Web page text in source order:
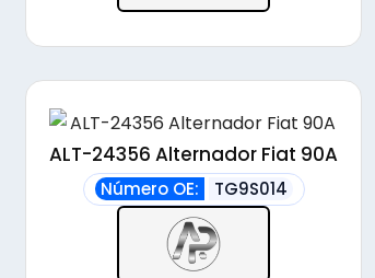
ALT-24356 Alternador Fiat 90A
Número OE: TG9S014